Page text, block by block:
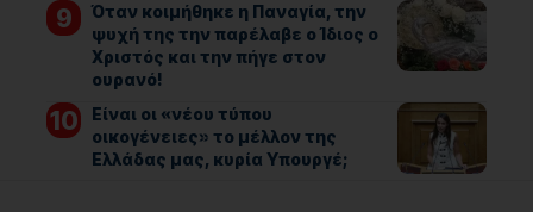
Όταν κοιμήθηκε η Παναγία, την
ψυχή της την παρέλαβε ο Ίδιος ο
Χριστός και την πήγε στον
ουρανό!
Είναι οι «νέου τύπου
οικογένειες» το μέλλον της
Ελλάδας μας, κυρία Υπουργέ;